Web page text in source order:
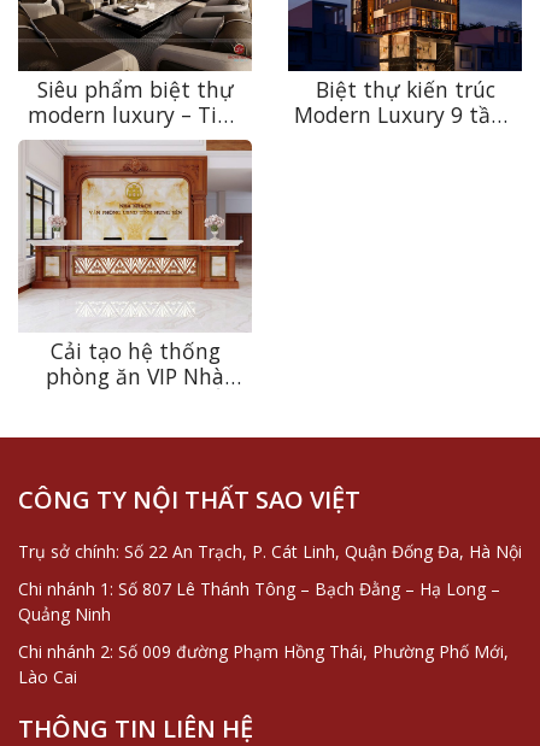
Siêu phẩm biệt thự
modern luxury – Tinh
hoa kiến trúc thượng
lưu
Biệt thự kiến trúc
Modern Luxury 9 tầng
Cải tạo hệ thống
phòng ăn VIP Nhà
CÔNG TY NỘI THẤT SAO VIỆT
Trụ sở chính: Số 22 An Trạch, P. Cát Linh, Quận Đống Đa, Hà Nội
Chi nhánh 1: Số 807 Lê Thánh Tông – Bạch Đằng – Hạ Long –
Quảng Ninh
Chi nhánh 2: Số 009 đường Phạm Hồng Thái, Phường Phố Mới,
Lào Cai
THÔNG TIN LIÊN HỆ